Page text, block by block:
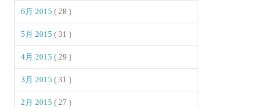
6月 2015( 28 )
5月 2015( 31 )
4月 2015( 29 )
3月 2015( 31 )
2月 2015( 27 )